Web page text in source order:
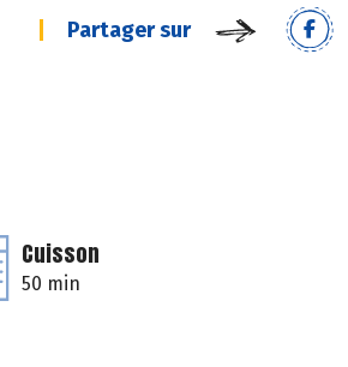
Partager sur
Cuisson
50 min